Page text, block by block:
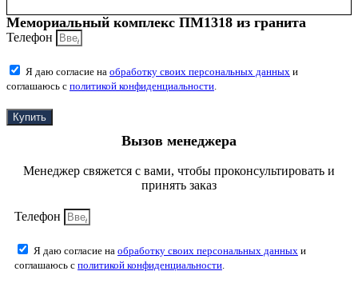
Мемориальный комплекс ПМ1318 из гранита
Телефон
Я даю согласие на обработку своих персональных данных и
соглашаюсь с политикой конфиденциальности.
Купить
Вызов менеджера
Менеджер свяжется с вами, чтобы проконсультировать и
принять заказ
Телефон
Я даю согласие на обработку своих персональных данных и
соглашаюсь с политикой конфиденциальности.